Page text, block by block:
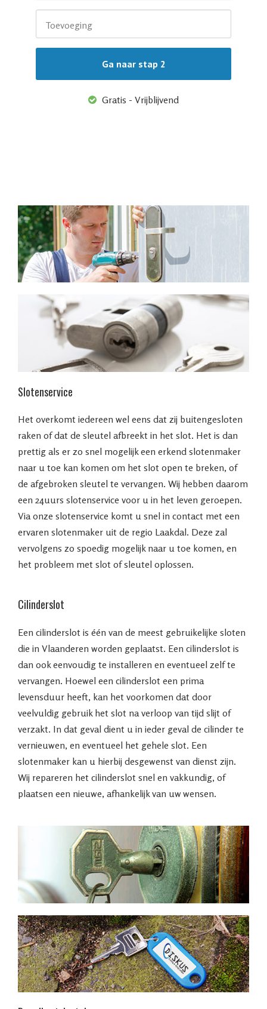
Toevoeging
Gratis - Vrijblijvend
Slotenservice
Het overkomt iedereen wel eens dat zij buitengesloten
raken of dat de sleutel afbreekt in het slot. Het is dan
prettig als er zo snel mogelijk een erkend slotenmaker
naar u toe kan komen om het slot open te breken, of
de afgebroken sleutel te vervangen. Wij hebben daarom
een 24uurs slotenservice voor u in het leven geroepen.
Via onze slotenservice komt u snel in contact met een
ervaren slotenmaker uit de regio Laakdal. Deze zal
vervolgens zo spoedig mogelijk naar u toe komen, en
het probleem met slot of sleutel oplossen.
Cilinderslot
Een cilinderslot is één van de meest gebruikelijke sloten
die in Vlaanderen worden geplaatst. Een cilinderslot is
dan ook eenvoudig te installeren en eventueel zelf te
vervangen. Hoewel een cilinderslot een prima
levensduur heeft, kan het voorkomen dat door
veelvuldig gebruik het slot na verloop van tijd slijt of
verzakt. In dat geval dient u in ieder geval de cilinder te
vernieuwen, en eventueel het gehele slot. Een
slotenmaker kan u hierbij desgewenst van dienst zijn.
Wij repareren het cilinderslot snel en vakkundig, of
plaatsen een nieuwe, afhankelijk van uw wensen.